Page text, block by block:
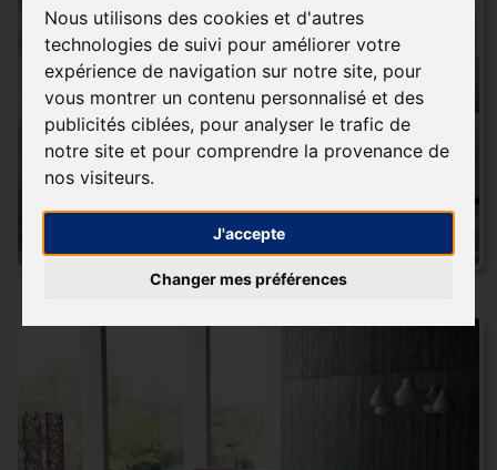
Nous utilisons des cookies et d'autres
technologies de suivi pour améliorer votre
expérience de navigation sur notre site, pour
vous montrer un contenu personnalisé et des
publicités ciblées, pour analyser le trafic de
notre site et pour comprendre la provenance de
nos visiteurs.
J'accepte
Changer mes préférences